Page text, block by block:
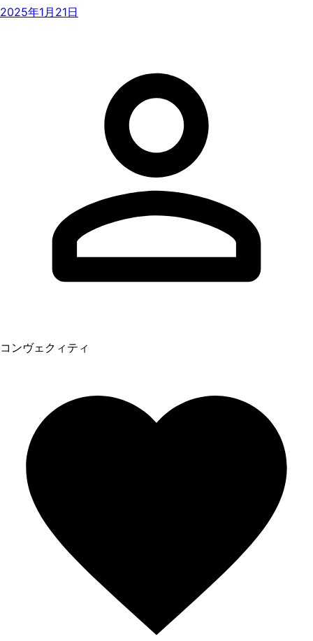
2025年1月21日
コンヴェクィティ